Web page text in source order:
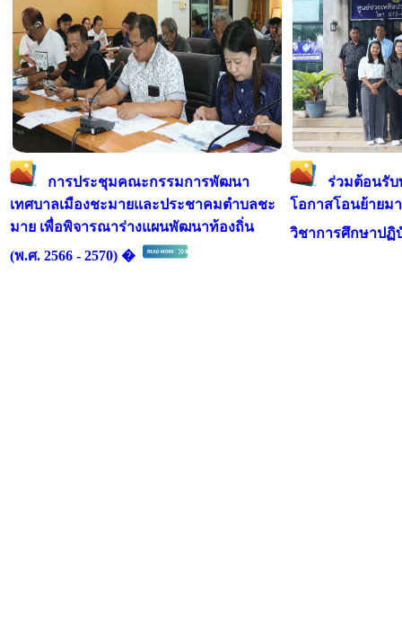
การประชุมคณะกรรมการพัฒนา
เทศบาลเมืองชะมายและประชาคมตำบลชะ
มาย เพื่อพิจารณาร่างแผนพัฒนาท้องถิ่น
(พ.ศ. 2566 - 2570) �
ร่วมต้อนรับ
โอกาสโอนย้ายม
วิชาการศึกษาป